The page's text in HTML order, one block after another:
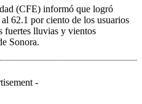
(CFE) informó que logró
62.1 por ciento de los usuarios
fuertes lluvias y vientos
Sonora.
-